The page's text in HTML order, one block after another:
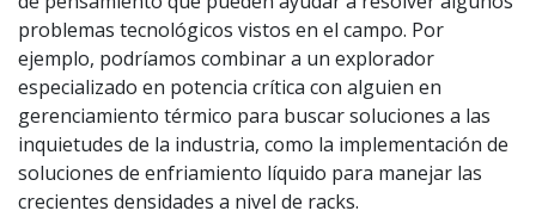
problemas tecnológicos vistos en el campo. Por
ejemplo, podríamos combinar a un explorador
especializado en potencia crítica con alguien en
gerenciamiento térmico para buscar soluciones a las
inquietudes de la industria, como la implementación de
soluciones de enfriamiento líquido para manejar las
crecientes densidades a nivel de racks.